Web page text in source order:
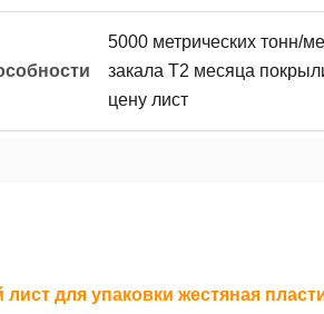
5000 метрических тонн/
закала T2 месяца
цену лист
для упаковки жестяная